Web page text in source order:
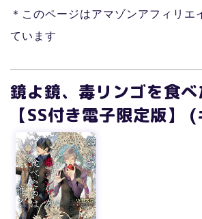
＊このページはアマゾンアフィリエ
ています
鏡よ鏡、毒リンゴを食べ
【SS付き電子限定版】